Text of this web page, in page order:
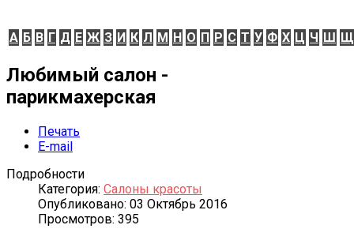
А Б В Г Д Е Ж З И К Л М Н О П Р С Т У Ф Х Ц Ч Ш Щ
Любимый салон -
парикмахерская
Печать
E-mail
Подробности
Категория: Салоны красоты
Опубликовано: 03 Октябрь 2016
Просмотров: 395